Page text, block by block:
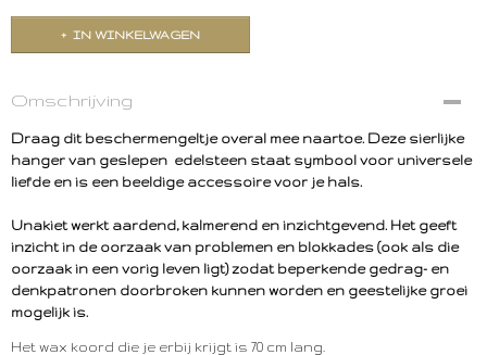
IN WINKELWAGEN
Omschrijving
Draag dit beschermengeltje overal mee naartoe. Deze sierlijke
hanger van geslepen edelsteen staat symbool voor universele
liefde en is een beeldige accessoire voor je hals.
Unakiet werkt aardend, kalmerend en inzichtgevend. Het geeft
inzicht in de oorzaak van problemen en blokkades (ook als die
oorzaak in een vorig leven ligt) zodat beperkende gedrag- en
denkpatronen doorbroken kunnen worden en geestelijke groei
mogelijk is.
Het wax koord die je erbij krijgt is 70 cm lang.